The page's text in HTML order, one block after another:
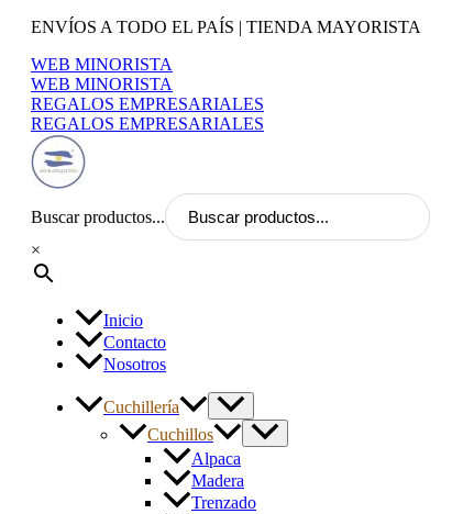
contenido
ENVÍOS A TODO EL PAÍS | TIENDA MAYORISTA
WEB MINORISTA
WEB MINORISTA
REGALOS EMPRESARIALES
REGALOS EMPRESARIALES
Buscar productos...
×
Inicio
Contacto
Nosotros
Cuchillería
Cuchillos
Alpaca
Madera
Trenzado